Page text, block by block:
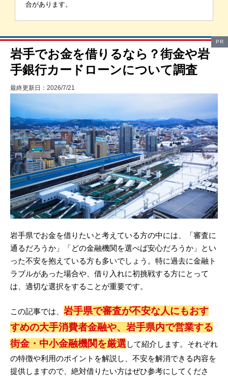
合があります。
PR
岩手でお金を借りるなら？街金や岩
手銀行カードローンについて調査
最終更新日：2026/7/21
岩手県でお金を借りたいと考えている方の中には、「審査に
通るだろうか」「どの金融機関を選べば安心だろうか」とい
った不安を抱えている方も多いでしょう。特に過去に金融ト
ラブルがあった場合や、借り入れに初挑戦する方にとって
は、適切な選択をすることが重要です。
この記事では、 岩手県で審査が不安な人にもおす
すめの大手消費者金融や、岩手県内で営業する
街金・中小金融機関を厳選 して紹介します。それぞれ
の特徴や利用のポイントを解説し、不安を解消できる内容を
提供しますので、絶対借りたい方はぜひ参考にしてくださ